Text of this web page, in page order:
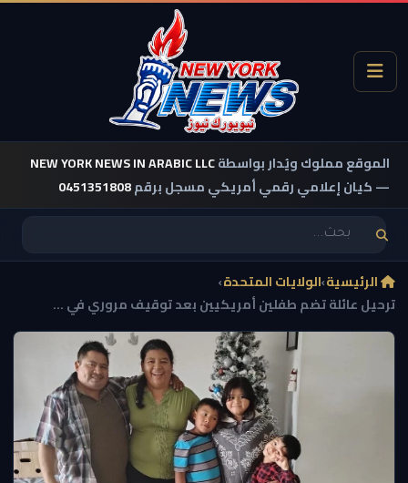
الموقع مملوك ويُدار بواسطةNEW YORK NEWS IN ARABIC LLC
— كيان إعلامي رقمي أمريكي مسجل برقم0451351808
الرئيسية›الولايات المتحدة›
ترحيل عائلة تضم طفلين أمريكيين بعد توقيف مروري في ...